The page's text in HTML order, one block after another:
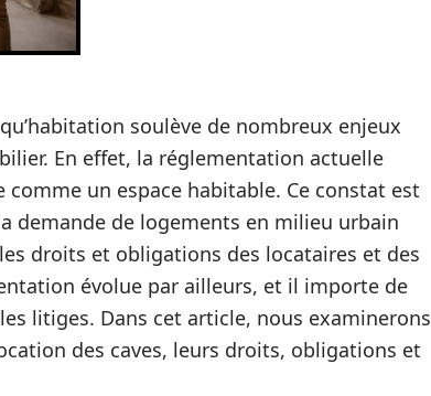
soulève de nombreux enjeux
En effet, la réglementation actuelle
un espace habitable. Ce constat est
demande de logements en milieu urbain
droits et obligations des locataires et des
évolue par ailleurs, et il importe de
litiges. Dans cet article, nous examinerons
des caves, leurs droits, obligations et